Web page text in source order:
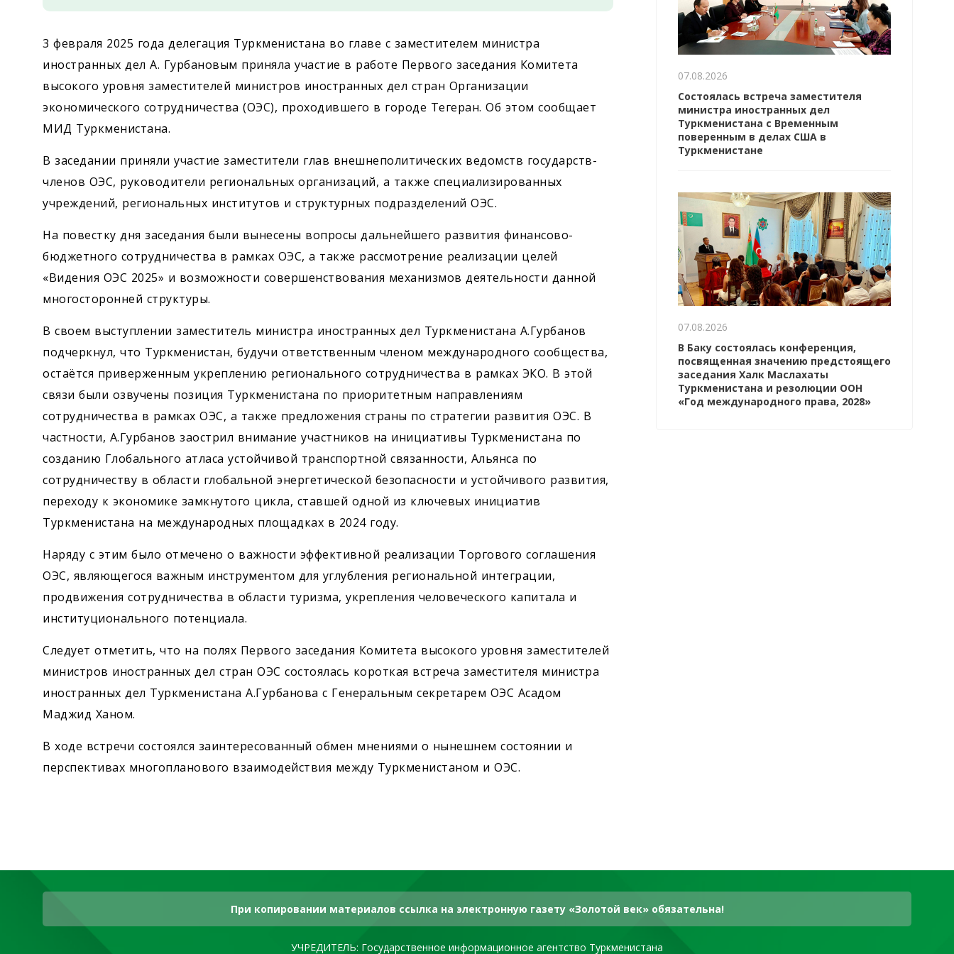
3 февраля 2025 года делегация Туркменистана во главе с заместителем министра
иностранных дел А. Гурбановым приняла участие в работе Первого заседания Комитета
высокого уровня заместителей министров иностранных дел стран Организации
экономического сотрудничества (ОЭС), проходившего в городе Тегеран. Об этом сообщает
МИД Туркменистана.
В заседании приняли участие заместители глав внешнеполитических ведомств государств-
членов ОЭС, руководители региональных организаций, а также специализированных
учреждений, региональных институтов и структурных подразделений ОЭС.
На повестку дня заседания были вынесены вопросы дальнейшего развития финансово-
бюджетного сотрудничества в рамках ОЭС, а также рассмотрение реализации целей
«Видения ОЭС 2025» и возможности совершенствования механизмов деятельности данной
многосторонней структуры.
В своем выступлении заместитель министра иностранных дел Туркменистана А.Гурбанов
подчеркнул, что Туркменистан, будучи ответственным членом международного сообщества,
остаётся приверженным укреплению регионального сотрудничества в рамках ЭКО. В этой
связи были озвучены позиция Туркменистана по приоритетным направлениям
сотрудничества в рамках ОЭС, а также предложения страны по стратегии развития ОЭС. В
частности, А.Гурбанов заострил внимание участников на инициативы Туркменистана по
созданию Глобального атласа устойчивой транспортной связанности, Альянса по
сотрудничеству в области глобальной энергетической безопасности и устойчивого развития,
переходу к экономике замкнутого цикла, ставшей одной из ключевых инициатив
Туркменистана на международных площадках в 2024 году.
Наряду с этим было отмечено о важности эффективной реализации Торгового соглашения
ОЭС, являющегося важным инструментом для углубления региональной интеграции,
продвижения сотрудничества в области туризма, укрепления человеческого капитала и
институционального потенциала.
Следует отметить, что на полях Первого заседания Комитета высокого уровня заместителей
министров иностранных дел стран ОЭС состоялась короткая встреча заместителя министра
иностранных дел Туркменистана А.Гурбанова с Генеральным секретарем ОЭС Асадом
Маджид Ханом.
В ходе встречи состоялся заинтересованный обмен мнениями о нынешнем состоянии и
перспективах многопланового взаимодействия между Туркменистаном и ОЭС.
07.08.2026
Состоялась встреча заместителя
министра иностранных дел
Туркменистана с Временным
поверенным в делах США в
Туркменистане
07.08.2026
В Баку состоялась конференция,
посвященная значению предстоящего
заседания Халк Маслахаты
Туркменистана и резолюции ООН
«Год международного права, 2028»
При копировании материалов ссылка на электронную газету «Золотой век» обязательна!
УЧРЕДИТЕЛЬ: Государственное информационное агентство Туркменистана